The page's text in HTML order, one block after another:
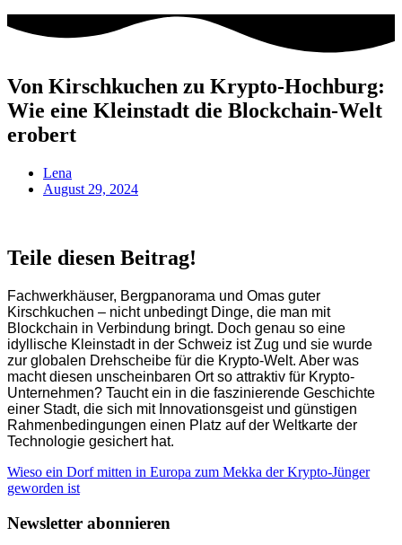
Von Kirschkuchen zu Krypto-Hochburg:
Wie eine Kleinstadt die Blockchain-Welt
erobert
Lena
August 29, 2024
Teile diesen Beitrag!
Fachwerkhäuser, Bergpanorama und Omas guter
Kirschkuchen – nicht unbedingt Dinge, die man mit
Blockchain in Verbindung bringt. Doch genau so eine
idyllische Kleinstadt in der Schweiz ist Zug und sie wurde
zur globalen Drehscheibe für die Krypto-Welt. Aber was
macht diesen unscheinbaren Ort so attraktiv für Krypto-
Unternehmen? Taucht ein in die faszinierende Geschichte
einer Stadt, die sich mit Innovationsgeist und günstigen
Rahmenbedingungen einen Platz auf der Weltkarte der
Technologie gesichert hat.
Wieso ein Dorf mitten in Europa zum Mekka der Krypto-Jünger
geworden ist
Newsletter abonnieren